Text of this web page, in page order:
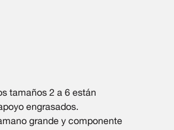
tamaños 2 a 6 están
engrasados.
grande y componente